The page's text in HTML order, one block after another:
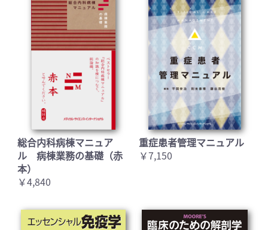
総合内科病棟マニュア
ル 病棟業務の基礎（赤
本）
￥4,840
重症患者管理マニュアル
￥7,150